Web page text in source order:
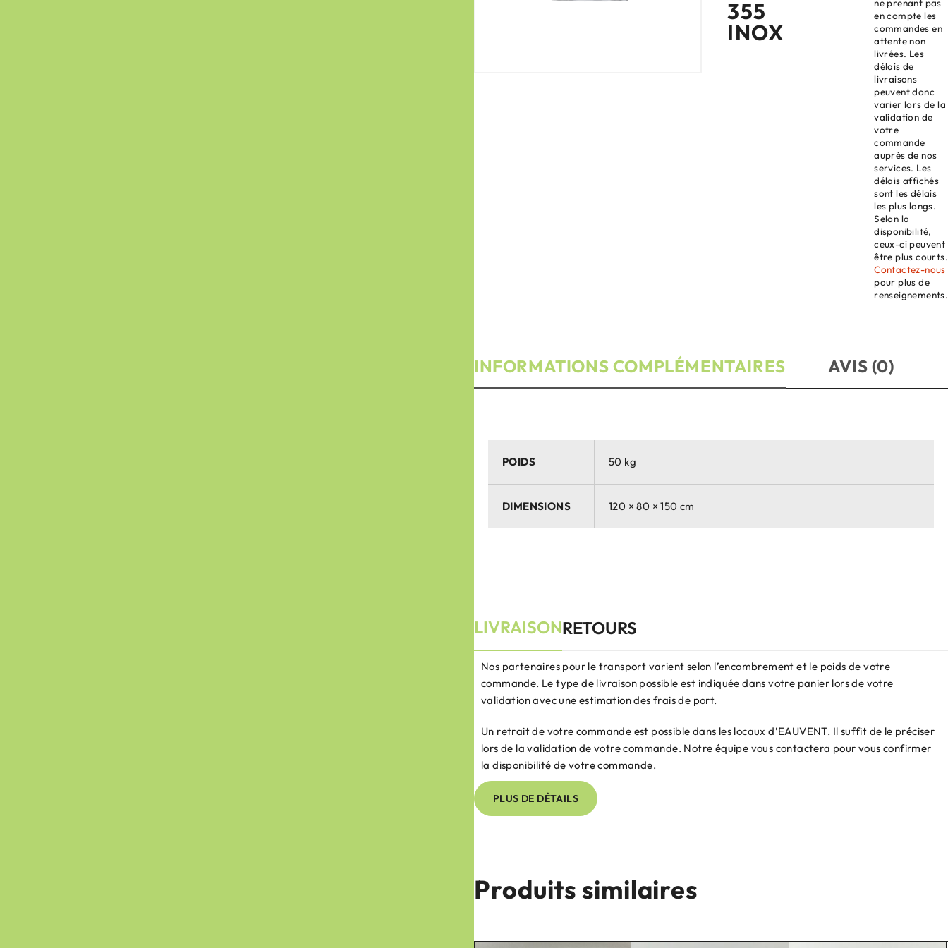
355
INOX
ne prenant pas
en compte les
commandes en
attente non
livrées. Les
délais de
livraisons
peuvent donc
varier lors de la
validation de
votre
commande
auprès de nos
services. Les
délais affichés
sont les délais
les plus longs.
Selon la
disponibilité,
ceux-ci peuvent
être plus courts.
Contactez-nous
pour plus de
renseignements.
INFORMATIONS COMPLÉMENTAIRES AVIS (0)
POIDS 50 kg
DIMENSIONS 120 × 80 × 150 cm
LIVRAISONRETOURS
Nos partenaires pour le transport varient selon l’encombrement et le poids de votre
commande. Le type de livraison possible est indiquée dans votre panier lors de votre
validation avec une estimation des frais de port.
Un retrait de votre commande est possible dans les locaux d’EAUVENT. Il suffit de le préciser
lors de la validation de votre commande. Notre équipe vous contactera pour vous confirmer
la disponibilité de votre commande.
PLUS DE DÉTAILS
Produits similaires